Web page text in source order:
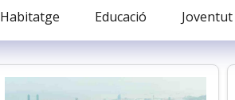
Habitatge Educació Joventut